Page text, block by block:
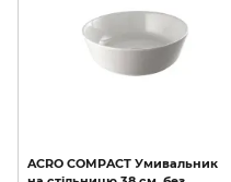
ACRO COMPACT Умивальник